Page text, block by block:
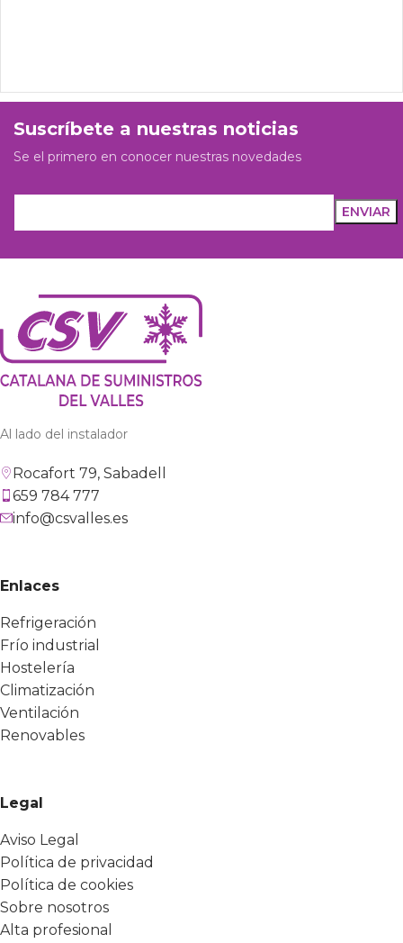
Suscríbete a nuestras noticias
Se el primero en conocer nuestras novedades
Al lado del instalador
Rocafort 79, Sabadell
659 784 777
info@csvalles.es
Enlaces
Refrigeración
Frío industrial
Hostelería
Climatización
Ventilación
Renovables
Legal
Aviso Legal
Política de privacidad
Política de cookies
Sobre nosotros
Alta profesional